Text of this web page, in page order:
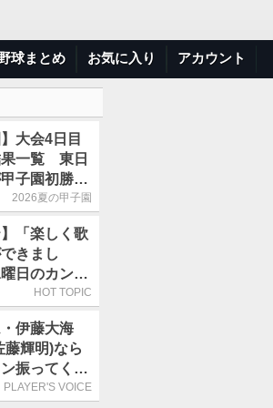
球まとめ お気に入り アカウント
】大会4日目
果一覧 東日
子園初勝
山田は1点差
2026夏の甲子園
】「楽しく歌
きまし
日のカンパ
8日のオリッ
HOT TOPIC
伊藤大海
藤輝明)なら
振ってくれ
思って超スロ
PLAYER'S VOICE